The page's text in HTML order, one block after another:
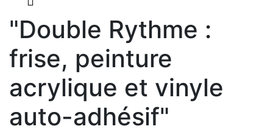
"Double Rythme :
frise, peinture
acrylique et vinyle
auto-adhésif"